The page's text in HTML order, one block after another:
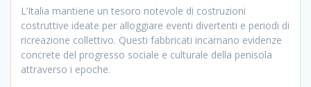
L’Italia mantiene un tesoro notevole di costruzioni
costruttive ideate per alloggiare eventi divertenti e periodi di
ricreazione collettivo. Questi fabbricati incarnano evidenze
concrete del progresso sociale e culturale della penisola
attraverso i epoche.